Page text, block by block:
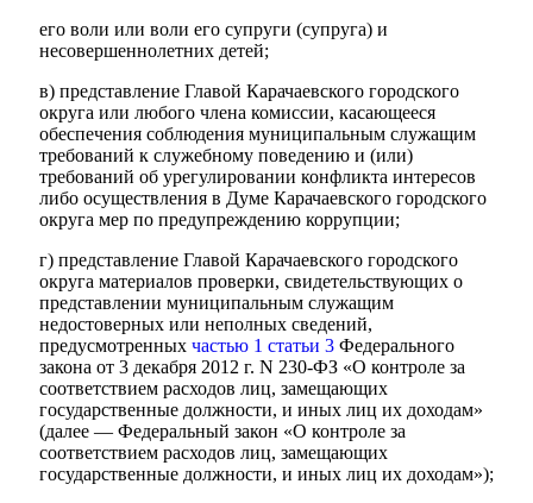
его воли или воли его супруги (супруга) и
несовершеннолетних детей;
в) представление Главой Карачаевского городского
округа или любого члена комиссии, касающееся
обеспечения соблюдения муниципальным служащим
требований к служебному поведению и (или)
требований об урегулировании конфликта интересов
либо осуществления в Думе Карачаевского городского
округа мер по предупреждению коррупции;
г) представление Главой Карачаевского городского
округа материалов проверки, свидетельствующих о
представлении муниципальным служащим
недостоверных или неполных сведений,
предусмотренных частью 1 статьи 3 Федерального
закона от 3 декабря 2012 г. N 230-ФЗ «О контроле за
соответствием расходов лиц, замещающих
государственные должности, и иных лиц их доходам»
(далее — Федеральный закон «О контроле за
соответствием расходов лиц, замещающих
государственные должности, и иных лиц их доходам»);